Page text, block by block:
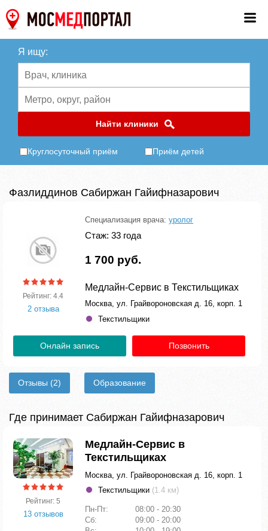
Я ищу:
Найти клиники
Круглосуточный приём Приём детей
Фазлиддинов Сабиржан Гайифназарович
Рейтинг: 4.4
2 отзыва
Специализация врача: уролог
Стаж: 33 года
1 700 руб.
Медлайн-Сервис в Текстильщиках
Москва, ул. Грайвороновская д. 16, корп. 1
Текстильщики
Онлайн запись Позвонить
Отзывы (2) Образование
Где принимает Сабиржан Гайифназарович
Рейтинг: 5
13 отзывов
Медлайн-Сервис в
Текстильщиках
Москва, ул. Грайвороновская д. 16, корп. 1
Текстильщики (1.4 км)
Пн-Пт:
08:00 - 20:30
Сб:
09:00 - 20:00